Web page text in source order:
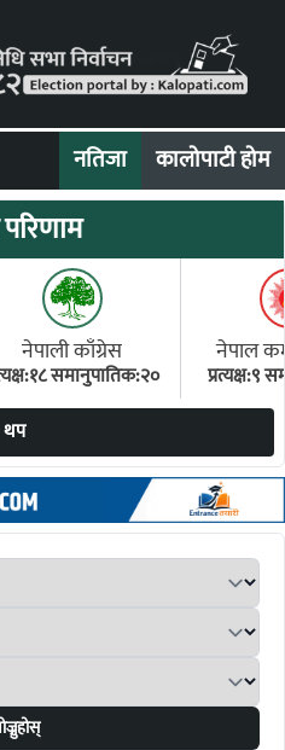
नतिजा कालोपाटी होम
नेपाली काँग्रेस
समानुपातिक:२०
नेपाल
प्रत्यक्ष:९
थप